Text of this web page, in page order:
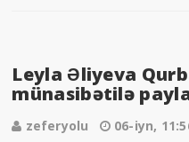
Leyla Əliyeva
münasibətilə
zeferyolu 06-iyn,